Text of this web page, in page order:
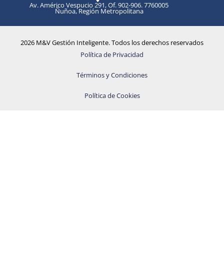
Av. Américo Vespucio 291, Of. 902-906. 7760005
Ñuñoa, Región Metropolitana
2026 M&V Gestión Inteligente. Todos los derechos reservados
Política de Privacidad
Términos y Condiciones
Política de Cookies